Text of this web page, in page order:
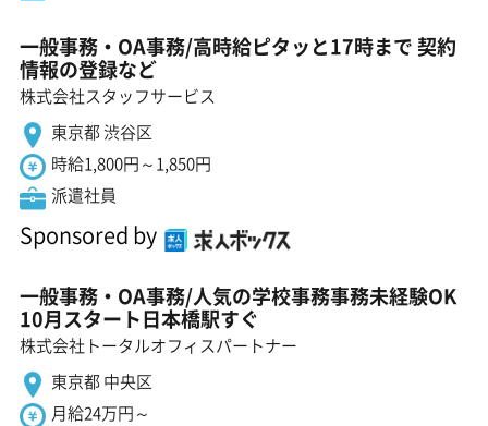
一般事務・OA事務/高時給ピタッと17時まで 契約
情報の登録など
株式会社スタッフサービス
東京都 渋谷区
時給1,800円～1,850円
派遣社員
Sponsored by
一般事務・OA事務/人気の学校事務事務未経験OK
10月スタート日本橋駅すぐ
株式会社トータルオフィスパートナー
東京都 中央区
月給24万円～